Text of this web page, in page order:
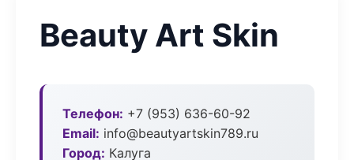
Beauty Art Skin
Телефон: +7 (953) 636-60-92
Email: info@beautyartskin789.ru
Город: Калуга